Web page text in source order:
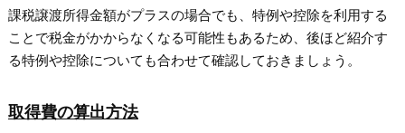
課税譲渡所得金額がプラスの場合でも、特例や控除を利用する
ことで税金がかからなくなる可能性もあるため、後ほど紹介す
る特例や控除についても合わせて確認しておきましょう。
取得費の算出方法